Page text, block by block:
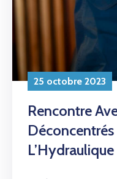
25 octobre 2023
Rencontre
L’Hydraulique